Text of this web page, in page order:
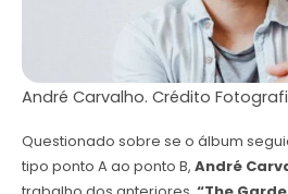
André Carvalho. Crédito
Questionado sobre se o álbum
tipo ponto A ao ponto B, André